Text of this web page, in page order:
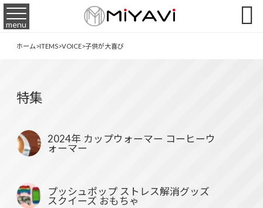
menu 
ホーム>ITEMS>VOICE>子供が大喜び
特集
2024年 カップウォーマー コーヒーウ
ォーマー
プッシュポップ ストレス解消グッズ
スクイーズ おもちゃ